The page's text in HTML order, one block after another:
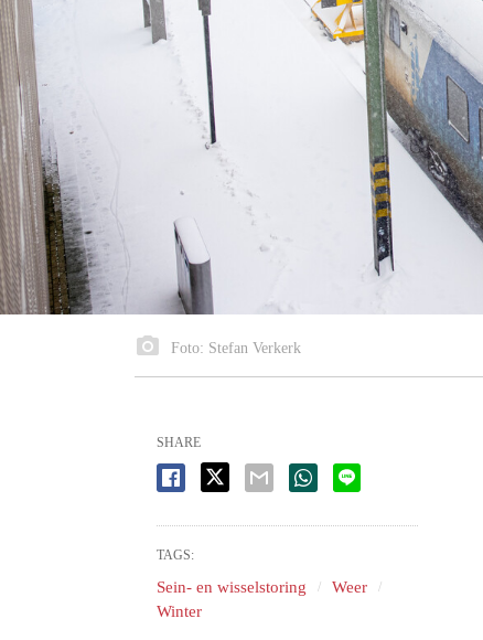
Foto: Stefan Verkerk
SHARE
TAGS:
Sein- en wisselstoring
Weer
Winter